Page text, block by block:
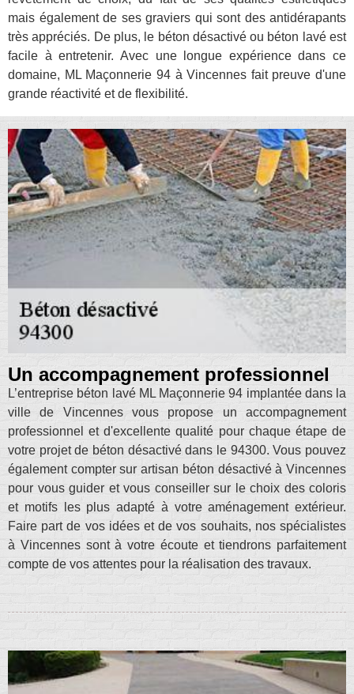
mais également de ses graviers qui sont des antidérapants
très appréciés. De plus, le béton désactivé ou béton lavé est
facile à entretenir. Avec une longue expérience dans ce
domaine, ML Maçonnerie 94 à Vincennes fait preuve d'une
grande réactivité et de flexibilité.
Un accompagnement professionnel
L’entreprise béton lavé ML Maçonnerie 94 implantée dans la
ville de Vincennes vous propose un accompagnement
professionnel et d'excellente qualité pour chaque étape de
votre projet de béton désactivé dans le 94300. Vous pouvez
également compter sur artisan béton désactivé à Vincennes
pour vous guider et vous conseiller sur le choix des coloris
et motifs les plus adapté à votre aménagement extérieur.
Faire part de vos idées et de vos souhaits, nos spécialistes
à Vincennes sont à votre écoute et tiendrons parfaitement
compte de vos attentes pour la réalisation des travaux.